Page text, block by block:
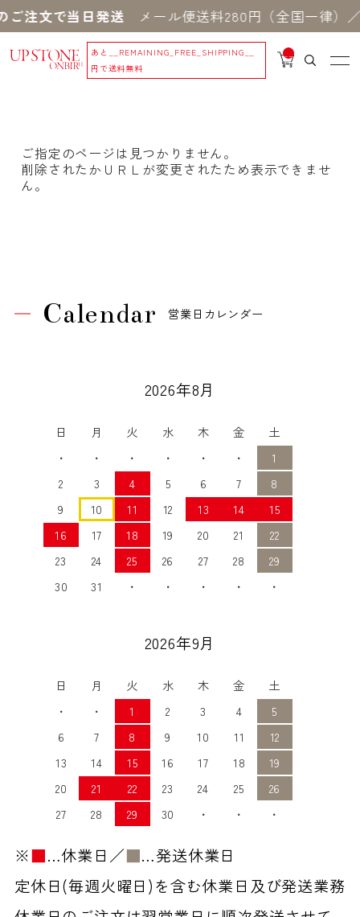
注文で当日発送メール便送料280円（全国一律）
あと
__REMAINING_FREE_SHIPPING__
円で送料無料
__
IT
ご指定のページは見つかりません。
削除されたかＵＲＬが変更されたため表示できませ
ん。
Calendar 営業日カレンダー
2026年8月
日 月 火 水 木 金
土
・
・ ・ ・ ・ ・
1
2
3 4 5 6 7
8
9
10 11 12 13 14
15
16
17 18 19 20 21
22
23
24 25 26 27 28
29
30
31 ・ ・ ・ ・ ・
2026年9月
日 月 火 水 木 金
土
・
・ 1 2 3 4
5
6
7 8 9 10 11
12
13
14 15 16 17 18
19
20
21 22 23 24 25
26
27
28 29 30 ・ ・ ・
※■…休業日／■…発送休業日
定休日(毎週火曜日)を含む休業日及び発送業務